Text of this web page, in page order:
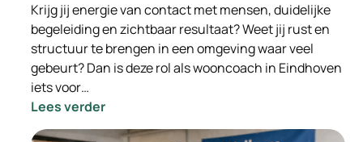
Krijg jij energie van contact met mensen, duidelijke
begeleiding en zichtbaar resultaat? Weet jij rust en
structuur te brengen in een omgeving waar veel
gebeurt? Dan is deze rol als wooncoach in Eindhoven
iets voor…
Lees verder:
-